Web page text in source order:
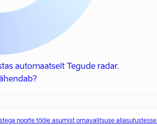
automaatselt Tegude radar.
noorte tööle asumist omavalitsuse